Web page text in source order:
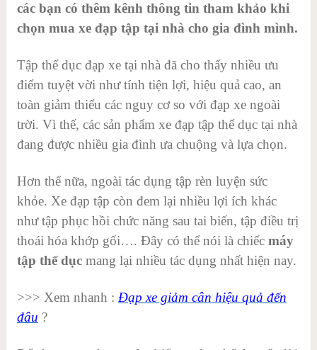
các bạn có thêm kênh thông tin tham khảo khi
chọn mua xe đạp tập tại nhà cho gia đình mình.
Tập thể dục đạp xe tại nhà đã cho thấy nhiều ưu
điểm tuyệt vời như tính tiện lợi, hiệu quả cao, an
toàn giảm thiểu các nguy cơ so với đạp xe ngoài
trời. Vì thế, các sản phẩm xe đạp tập thể dục tại nhà
đang được nhiều gia đình ưa chuộng và lựa chọn.
Hơn thể nữa, ngoài tác dụng tập rèn luyện sức
khỏe. Xe đạp tập còn đem lại nhiều lợi ích khác
như tập phục hồi chức năng sau tai biến, tập điều trị
thoái hóa khớp gối…. Đây có thể nói là chiếc máy
tập thể dụcmang lại nhiều tác dụng nhất hiện nay.
>>> Xem nhanh : Đạp xe giảm cân hiệu quả đến
đâu ?